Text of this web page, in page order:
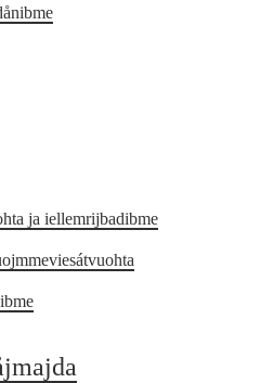
ja iellemrijbadibme